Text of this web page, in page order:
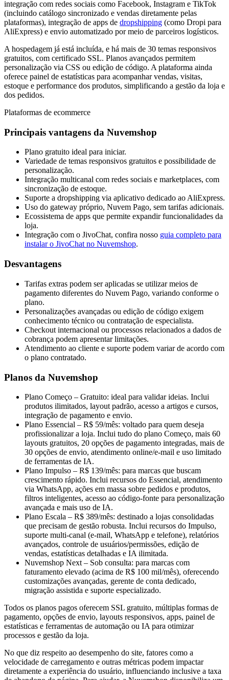
integração com redes sociais como Facebook, Instagram e TikTok
(incluindo catálogo sincronizado e vendas diretamente pelas
plataformas), integração de apps de dropshipping (como Dropi para
AliExpress) e envio automatizado por meio de parceiros logísticos.
A hospedagem já está incluída, e há mais de 30 temas responsivos
gratuitos, com certificado SSL. Planos avançados permitem
personalização via CSS ou edição de código. A plataforma ainda
oferece painel de estatísticas para acompanhar vendas, visitas,
estoque e performance dos produtos, simplificando a gestão da loja e
dos pedidos.
Plataformas de ecommerce
Principais vantagens da Nuvemshop
Plano gratuito ideal para iniciar.
Variedade de temas responsivos gratuitos e possibilidade de
personalização.
Integração multicanal com redes sociais e marketplaces, com
sincronização de estoque.
Suporte a dropshipping via aplicativo dedicado ao AliExpress.
Uso do gateway próprio, Nuvem Pago, sem tarifas adicionais.
Ecossistema de apps que permite expandir funcionalidades da
loja.
Integração com o JivoChat, confira nosso guia completo para
instalar o JivoChat no Nuvemshop.
Desvantagens
Tarifas extras podem ser aplicadas se utilizar meios de
pagamento diferentes do Nuvem Pago, variando conforme o
plano.
Personalizações avançadas ou edição de código exigem
conhecimento técnico ou contratação de especialista.
Checkout internacional ou processos relacionados a dados de
cobrança podem apresentar limitações.
Atendimento ao cliente e suporte podem variar de acordo com
o plano contratado.
Planos da Nuvemshop
Plano Começo – Gratuito: ideal para validar ideias. Inclui
produtos ilimitados, layout padrão, acesso a artigos e cursos,
integração de pagamento e envio.
Plano Essencial – R$ 59/mês: voltado para quem deseja
profissionalizar a loja. Inclui tudo do plano Começo, mais 60
layouts gratuitos, 20 opções de pagamento integradas, mais de
30 opções de envio, atendimento online/e-mail e uso limitado
de ferramentas de IA.
Plano Impulso – R$ 139/mês: para marcas que buscam
crescimento rápido. Inclui recursos do Essencial, atendimento
via WhatsApp, ações em massa sobre pedidos e produtos,
filtros inteligentes, acesso ao código-fonte para personalização
avançada e mais uso de IA.
Plano Escala – R$ 389/mês: destinado a lojas consolidadas
que precisam de gestão robusta. Inclui recursos do Impulso,
suporte multi-canal (e-mail, WhatsApp e telefone), relatórios
avançados, controle de usuários/permissões, edição de
vendas, estatísticas detalhadas e IA ilimitada.
Nuvemshop Next – Sob consulta: para marcas com
faturamento elevado (acima de R$ 100 mil/mês), oferecendo
customizações avançadas, gerente de conta dedicado,
migração assistida e suporte especializado.
Todos os planos pagos oferecem SSL gratuito, múltiplas formas de
pagamento, opções de envio, layouts responsivos, apps, painel de
estatísticas e ferramentas de automação ou IA para otimizar
processos e gestão da loja.
No que diz respeito ao desempenho do site, fatores como a
velocidade de carregamento e outras métricas podem impactar
diretamente a experiência do usuário, influenciando inclusive a taxa